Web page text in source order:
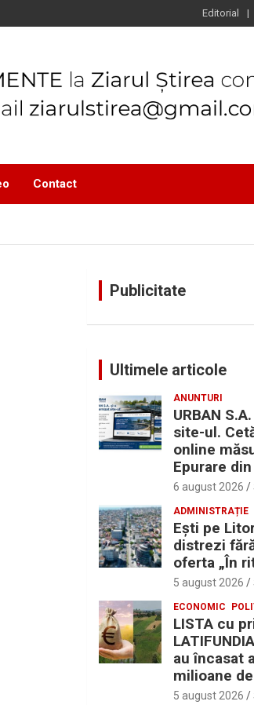
Editorial
Contact
Publicitate
Ultimele articole
ANUNTURI
URBAN
site-ul.
online
Epurare
6 august 2026
ADMINISTRAȚIE
Eşti pe
distrezi
oferta „În
5 august 2026
ECONOMIC
LISTA cu
au încasat
milioane de
5 august 2026